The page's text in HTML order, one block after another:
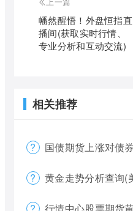
幡然醒悟！外盘恒指直
播间(获取实时行情、
专业分析和互动交流)
相关推荐
国债期货上涨对债券的影
黄金走势分析查询(
行情中心股票期货黄